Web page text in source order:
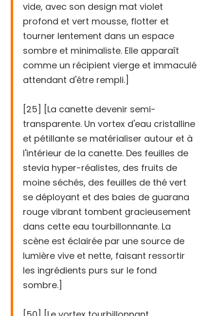
vide, avec son design mat violet
profond et vert mousse, flotter et
tourner lentement dans un espace
sombre et minimaliste. Elle apparaît
comme un récipient vierge et immaculé
attendant d'être rempli.]
[25] [La canette devenir semi-
transparente. Un vortex d'eau cristalline
et pétillante se matérialiser autour et à
l'intérieur de la canette. Des feuilles de
stevia hyper-réalistes, des fruits de
moine séchés, des feuilles de thé vert
se déployant et des baies de guarana
rouge vibrant tombent gracieusement
dans cette eau tourbillonnante. La
scène est éclairée par une source de
lumière vive et nette, faisant ressortir
les ingrédients purs sur le fond
sombre.]